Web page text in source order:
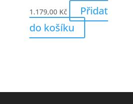
1.179,00 Kč
Přidat
do košíku